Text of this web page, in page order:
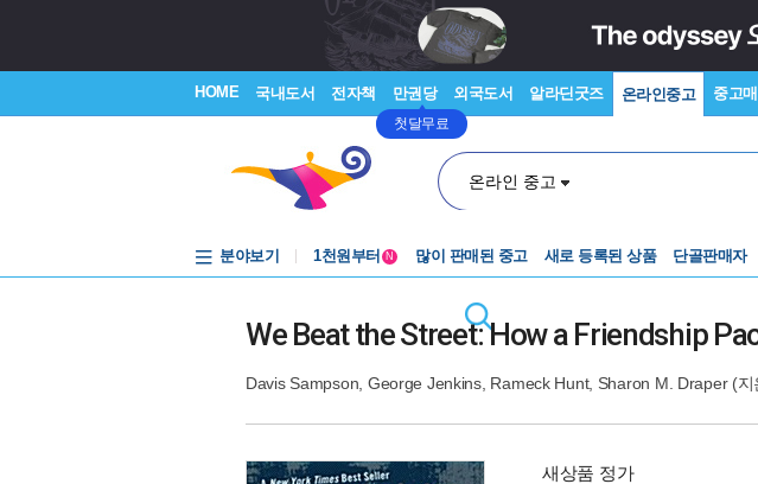
HOME 국내도서 전자책 만권당
첫달무료
외국도서 알라딘굿즈 온라인중고 중고
온라인 중고
분야보기
1천원부터
N 많이 판매된 중고 새로 등록된 상품 단골판매자
We Beat the Street: How a Friendship
Davis Sampson George Jenkins, Rameck Hunt, Sharon M. Draper(지
새상품 정가